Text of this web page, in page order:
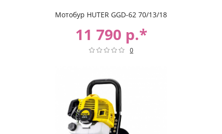
Мотобур HUTER GGD-62 70/13/18
11 790 р.*
0